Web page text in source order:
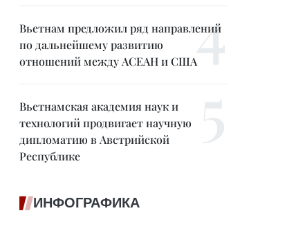
Вьетнам предложил ряд направлений
по дальнейшему развитию
отношений между АСЕАН и США
Вьетнамская академия наук и
технологий продвигает научную
дипломатию в Австрийской
Республике
ИНФОГРАФИКА